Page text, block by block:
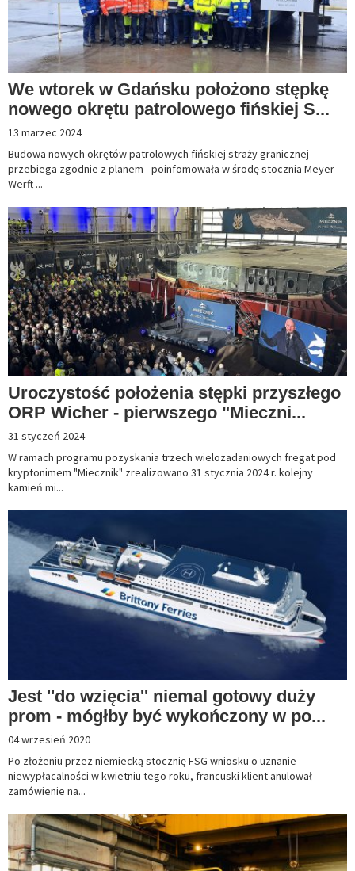
We wtorek w Gdańsku położono stępkę
nowego okrętu patrolowego fińskiej S...
13 marzec 2024
Budowa nowych okrętów patrolowych fińskiej straży granicznej
przebiega zgodnie z planem - poinfomowała w środę stocznia Meyer
Werft ...
Uroczystość położenia stępki przyszłego
ORP Wicher - pierwszego "Mieczni...
31 styczeń 2024
W ramach programu pozyskania trzech wielozadaniowych fregat pod
kryptonimem "Miecznik" zrealizowano 31 stycznia 2024 r. kolejny
kamień mi...
Jest ''do wzięcia'' niemal gotowy duży
prom - mógłby być wykończony w po...
04 wrzesień 2020
Po złożeniu przez niemiecką stocznię FSG wniosku o uznanie
niewypłacalności w kwietniu tego roku, francuski klient anulował
zamówienie na...